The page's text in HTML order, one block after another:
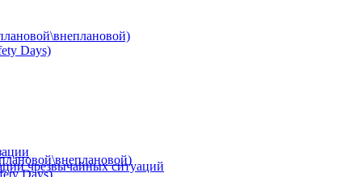
Days)
чрезвычайных ситуаций
Days)